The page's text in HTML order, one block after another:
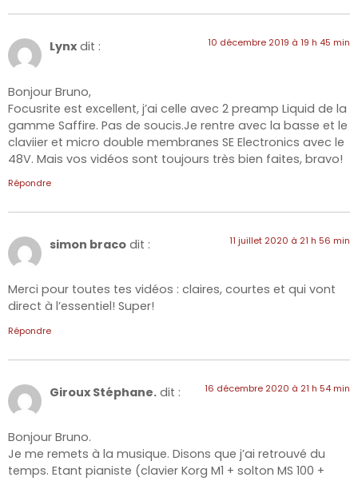
Lynx dit : 10 décembre 2019 à 19 h 45 min
Bonjour Bruno,
Focusrite est excellent, j’ai celle avec 2 preamp Liquid de la
gamme Saffire. Pas de soucis.Je rentre avec la basse et le
claviier et micro double membranes SE Electronics avec le
48V. Mais vos vidéos sont toujours très bien faites, bravo!
Répondre
simon braco dit : 11 juillet 2020 à 21 h 56 min
Merci pour toutes tes vidéos : claires, courtes et qui vont
direct à l’essentiel! Super!
Répondre
Giroux Stéphane. dit : 16 décembre 2020 à 21 h 54 min
Bonjour Bruno.
Je me remets à la musique. Disons que j’ai retrouvé du
temps. Etant pianiste (clavier Korg M1 + solton MS 100 +